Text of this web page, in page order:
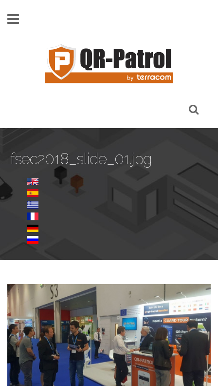
ifsec2018_slide_01.jpg